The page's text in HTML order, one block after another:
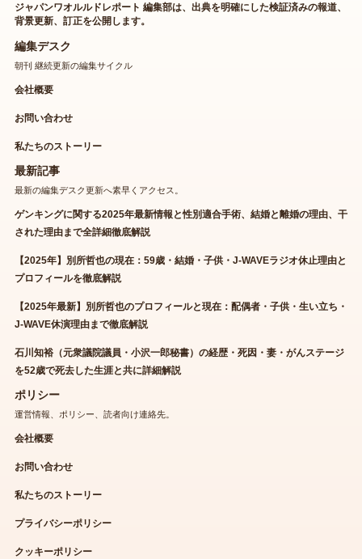
ジャパンワオルルドレポート 編集部は、出典を明確にした検証済みの報道、
背景更新、訂正を公開します。
編集デスク
朝刊 継続更新の編集サイクル
会社概要
お問い合わせ
私たちのストーリー
最新記事
最新の編集デスク更新へ素早くアクセス。
ゲンキングに関する2025年最新情報と性別適合手術、結婚と離婚の理由、干
された理由まで全詳細徹底解説
【2025年】別所哲也の現在：59歳・結婚・子供・J-WAVEラジオ休止理由と
プロフィールを徹底解説
【2025年最新】別所哲也のプロフィールと現在：配偶者・子供・生い立ち・
J-WAVE休演理由まで徹底解説
石川知裕（元衆議院議員・小沢一郎秘書）の経歴・死因・妻・がんステージ
を52歳で死去した生涯と共に詳細解説
ポリシー
運営情報、ポリシー、読者向け連絡先。
会社概要
お問い合わせ
私たちのストーリー
プライバシーポリシー
クッキーポリシー